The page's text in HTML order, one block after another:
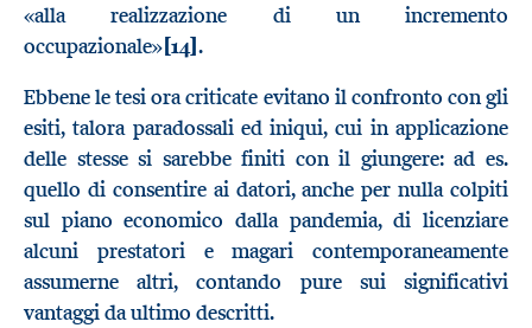
«alla realizzazione di un incremento
occupazionale»[14].
Ebbene le tesi ora criticate evitano il confronto con gli
esiti, talora paradossali ed iniqui, cui in applicazione
delle stesse si sarebbe finiti con il giungere: ad es.
quello di consentire ai datori, anche per nulla colpiti
sul piano economico dalla pandemia, di licenziare
alcuni prestatori e magari contemporaneamente
assumerne altri, contando pure sui significativi
vantaggi da ultimo descritti.